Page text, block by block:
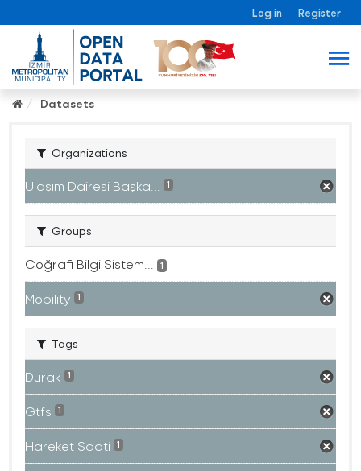
Log in Register
Datasets
Organizations
Ulaşım Dairesi Başka... 1
Groups
Coğrafi Bilgi Sistem... 1
Mobility 1
Tags
Durak 1
Gtfs 1
Hareket Saati 1